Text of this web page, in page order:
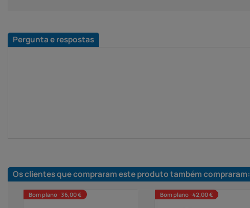
Pergunta e respostas
Os clientes que compraram este produto também compraram:
Bom plano -36,00 € Bom plano -42,00 €